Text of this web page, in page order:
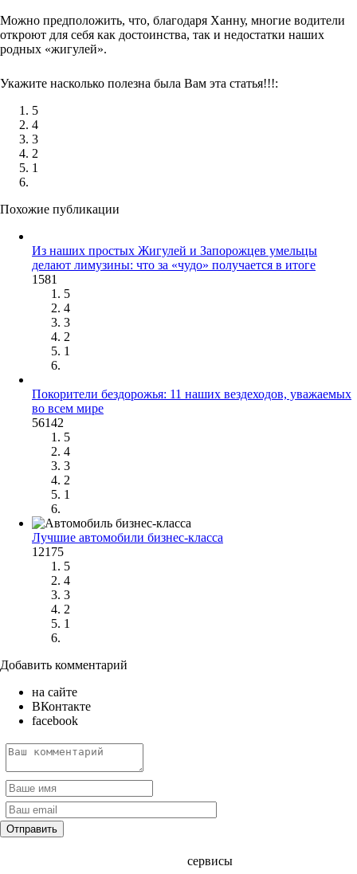
Можно предположить, что, благодаря Ханну, многие водители
откроют для себя как достоинства, так и недостатки наших
родных «жигулей».
Укажите насколько полезна была Вам эта статья!!!:
5
4
3
2
1
Похожие публикации
Из наших простых Жигулей и Запорожцев умельцы
делают лимузины: что за «чудо» получается в итоге
1581
5
4
3
2
1
Покорители бездорожья: 11 наших вездеходов, уважаемых
во всем мире
56142
5
4
3
2
1
Лучшие автомобили бизнес-класса
12175
5
4
3
2
1
Добавить комментарий
на сайте
ВКонтакте
facebook
сервисы